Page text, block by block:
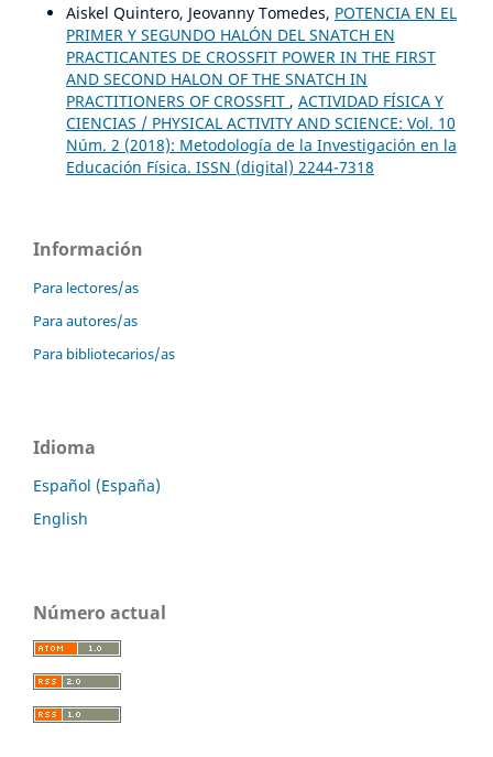
Aiskel Quintero, Jeovanny Tomedes, POTENCIA EN EL
PRIMER Y SEGUNDO HALÓN DEL SNATCH EN
PRACTICANTES DE CROSSFIT POWER IN THE FIRST
AND SECOND HALON OF THE SNATCH IN
PRACTITIONERS OF CROSSFIT , ACTIVIDAD FÍSICA Y
CIENCIAS / PHYSICAL ACTIVITY AND SCIENCE: Vol. 10
Núm. 2 (2018): Metodología de la Investigación en la
Educación Física. ISSN (digital) 2244-7318
Información
Para lectores/as
Para autores/as
Para bibliotecarios/as
Idioma
Español (España)
English
Número actual